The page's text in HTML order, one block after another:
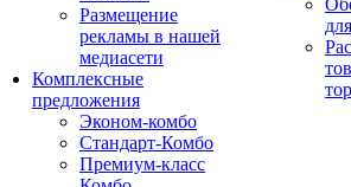
Размещение
рекламы в нашей
медиасети
Комплексные
предложения
Эконом-комбо
Стандарт-Комбо
Премиум-класс